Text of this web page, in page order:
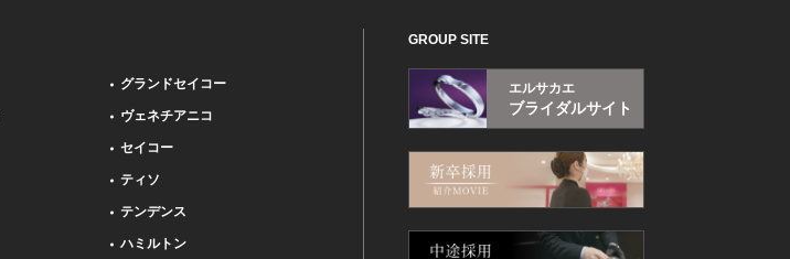
グランドセイコー
ヴェネチアニコ
セイコー
ティソ
テンデンス
ハミルトン
GROUP SITE
エルサカエ
ブライダルサイト